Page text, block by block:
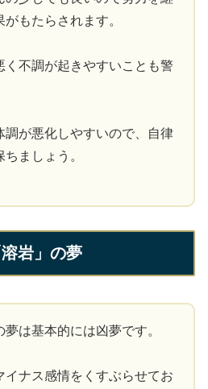
もたらされます。
く不調が起きやすいことも警
調が悪化しやすいので、自律
ましょう。
岩」の夢
は基本的には凶夢です。
イナス感情をくすぶらせてお